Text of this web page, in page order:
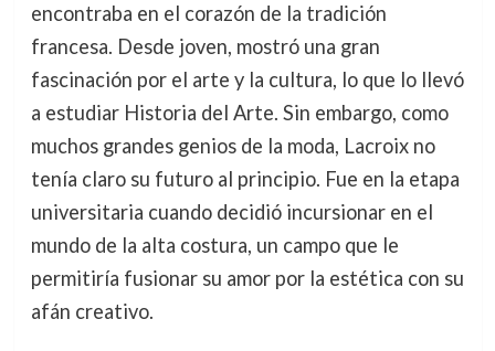
encontraba en el corazón de la tradición
francesa. Desde joven, mostró una gran
fascinación por el arte y la cultura, lo que lo llevó
a estudiar Historia del Arte. Sin embargo, como
muchos grandes genios de la moda, Lacroix no
tenía claro su futuro al principio. Fue en la etapa
universitaria cuando decidió incursionar en el
mundo de la alta costura, un campo que le
permitiría fusionar su amor por la estética con su
afán creativo.